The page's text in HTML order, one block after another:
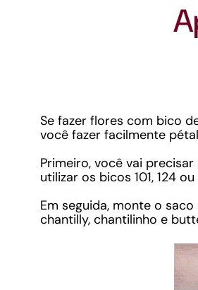
Se fazer flores com bico
você fazer facilmente
Primeiro, você vai
utilizar os bicos 101, 124
Em seguida, monte o
chantilly, chantilinho e